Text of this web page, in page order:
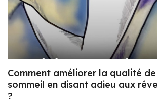
Comment améliorer la qualité
sommeil en disant adieu aux
?